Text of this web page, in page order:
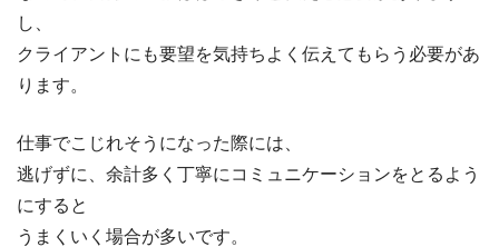
し、
クライアントにも要望を気持ちよく伝えてもらう必要があ
ります。
仕事でこじれそうになった際には、
逃げずに、余計多く丁寧にコミュニケーションをとるよう
にすると
うまくいく場合が多いです。